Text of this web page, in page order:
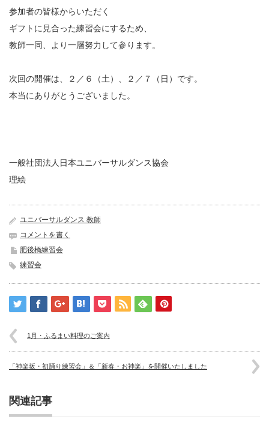
参加者の皆様からいただく
ギフトに見合った練習会にするため、
教師一同、より一層努力して参ります。
次回の開催は、２／６（土）、２／７（日）です。
本当にありがとうございました。
一般社団法人日本ユニバーサルダンス協会
理絵
ユニバーサルダンス 教師
コメントを書く
肥後橋練習会
練習会
1月・ふるまい料理のご案内
「神楽坂・初踊り練習会」＆「新春・お神楽」を開催いたしました
関連記事